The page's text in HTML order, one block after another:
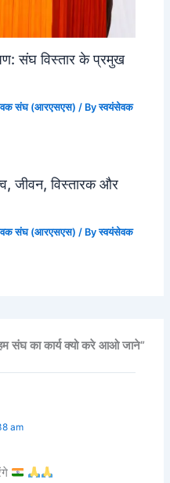
संघ विस्तार के प्रमुख
संघ (आरएसएस) / Byस्वयंसेवक
जीवन, विस्तारक और
संघ (आरएसएस) / Byस्वयंसेवक
का कार्य क्यो करे आओ जाने”
am